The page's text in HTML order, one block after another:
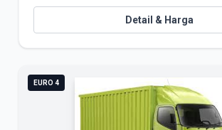
Detail & Harga
EURO 4